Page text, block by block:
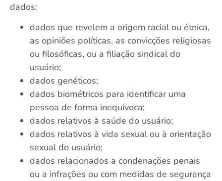
dados:
dados que revelem a origem racial ou étnica,
as opiniões políticas, as convicções religiosas
ou filosóficas, ou a filiação sindical do
usuário;
dados genéticos;
dados biométricos para identificar uma
pessoa de forma inequívoca;
dados relativos à saúde do usuário;
dados relativos à vida sexual ou à orientação
sexual do usuário;
dados relacionados a condenações penais
ou a infrações ou com medidas de segurança